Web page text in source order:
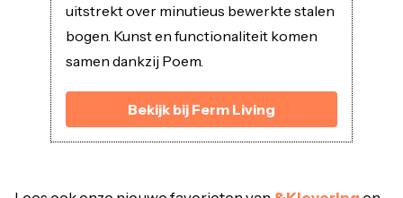
uitstrekt over minutieus bewerkte stalen
bogen. Kunst en functionaliteit komen
samen dankzij Poem.
Bekijk bij Ferm Living